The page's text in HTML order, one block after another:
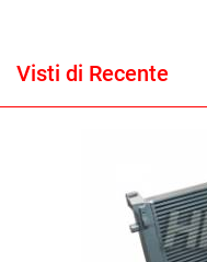
Visti di Recente